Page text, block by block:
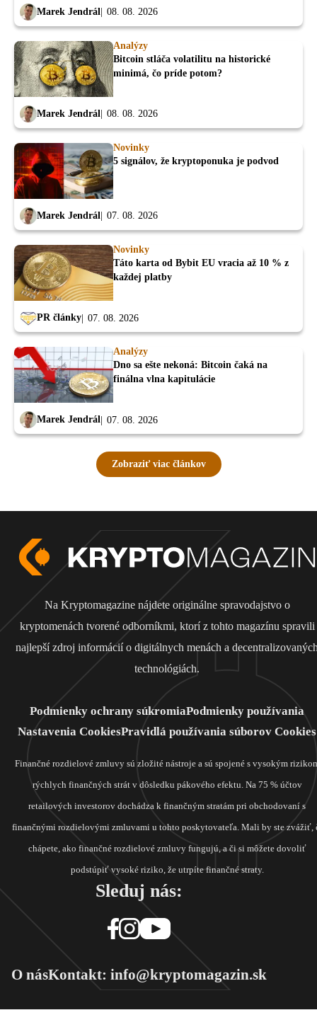
Marek Jendrál 08. 08. 2026
Analýzy
Bitcoin stláča volatilitu na historické
minimá, čo príde potom?
Marek Jendrál 08. 08. 2026
Novinky
5 signálov, že kryptoponuka je podvod
Marek Jendrál 07. 08. 2026
Novinky
Táto karta od Bybit EU vracia až 10 % z
každej platby
PR články 07. 08. 2026
Analýzy
Dno sa ešte nekoná: Bitcoin čaká na
finálna vlna kapitulácie
Marek Jendrál 07. 08. 2026
Zobraziť viac článkov
Na Kryptomagazine nájdete originálne spravodajstvo o
kryptomenách tvorené odborníkmi, ktorí z tohto magazínu spravili
najlepší zdroj informácií o digitálnych menách a
technológiách.
Podmienky ochrany súkromiaPodmienky používania
Nastavenia CookiesPravidlá používania súborov Cookies
Finančné rozdielové zmluvy sú zložité nástroje a sú spojené s vysokým
rýchlych finančných strát v dôsledku pákového efektu. Na 75 % účtov
retailových investorov dochádza k finančným stratám pri obchodovaní s
finančnými rozdielovými zmluvami u tohto poskytovateľa. Mali by ste zvážiť,
chápete, ako finančné rozdielové zmluvy fungujú, a či si môžete dovoliť
podstúpiť vysoké riziko, že utrpíte finančné straty.
Sleduj nás:
O násKontakt: info@kryptomagazin.sk